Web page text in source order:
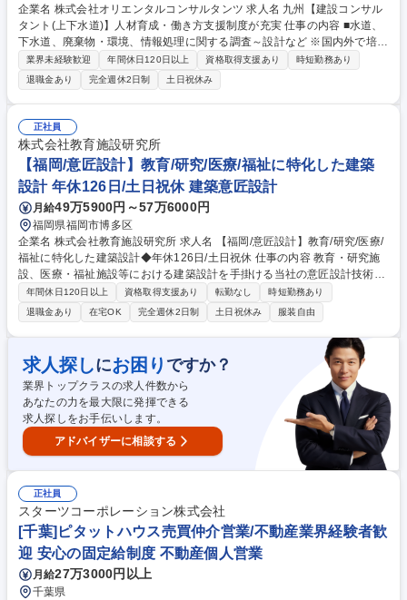
企業名 株式会社オリエンタルコンサルタンツ 求人名 九州【建設コンサル
タント(上下水道)】人材育成・働き方支援制度が充実 仕事の内容 ■水道、
下水道、廃棄物・環境、情報処理に関する調査～設計など ※国内外で培っ
たノウハウやネットワークを活かしながら、時代のニーズに合わせた新し
い取り組みにチャレンジできる環境です 【具体的には】「民間活用による
経営・運営」「アセットマネジメント」「上下水道防災総合計画」等の技
術を用いながら、少子高齢化、浸水・津波・地震対策等の防災、老朽化施
設の計画的な改築、ゲリラ豪雨等の地球環境問題の解決に貢献してくださ
い。 ◎将来的には当社の上下水道分野の中核を担う人材としての活躍を期
待。分野の発展、その先に続く豊かな社会生活の創造に貢献してください
募集職種 九州【建設コンサルタント(上下水道)】人材育成・働き方支援制
度が充実
業界未経験歓迎 年間休日120日以上 資格取得支援あり
時短勤務あり
退職金あり
完全週休2日制 土日祝休み
正社員
株式会社教育施設研究所
【福岡/意匠設計】教育/研究/医療/福祉に特化した建築
設計 年休126日/土日祝休 建築意匠設計
月給49万5900円～57万6000円
福岡県福岡市博多区
企業名 株式会社教育施設研究所 求人名 【福岡/意匠設計】教育/研究/医療/
福祉に特化した建築設計◆年休126日/土日祝休 仕事の内容 教育・研究施
設、医療・福祉施設等における建築設計を手掛ける当社の意匠設計技術者
として、コンセプトの設定や計画・デザインなどの基本計画から実施設
計・監理までの一連の業務をお任せいたします。 【具体的には】 ＜コン
サルタント業務＞ ■依頼主の要望を基に、業務内容の課題の検討と、目
標・基本方針の設定 ＜企画・構造・調査＞ ■土地・施設の有効活用の調
査・検討・企画立案 （業務内容の変更の範囲:当社業務全般） 募集職種
【福岡/意匠設計】教育/研究/医療/福祉に特化した建築設計◆年休126日/土
日祝休
年間休日120日以上 資格取得支援あり 転勤なし
時短勤務あり
退職金あり
在宅OK 完全週休2日制 土日祝休み 服装自由
求人探しにお困り ですか？
業界トップクラスの求人件数から
あなたの力を最大限に発揮できる
求人探しをお手伝いします。
アドバイザーに相談する
正社員
スターツコーポレーション株式会社
[千葉]ピタットハウス売買仲介営業/不動産業界経験者歓
迎 安心の固定給制度 不動産個人営業
月給27万3000円以上
千葉県